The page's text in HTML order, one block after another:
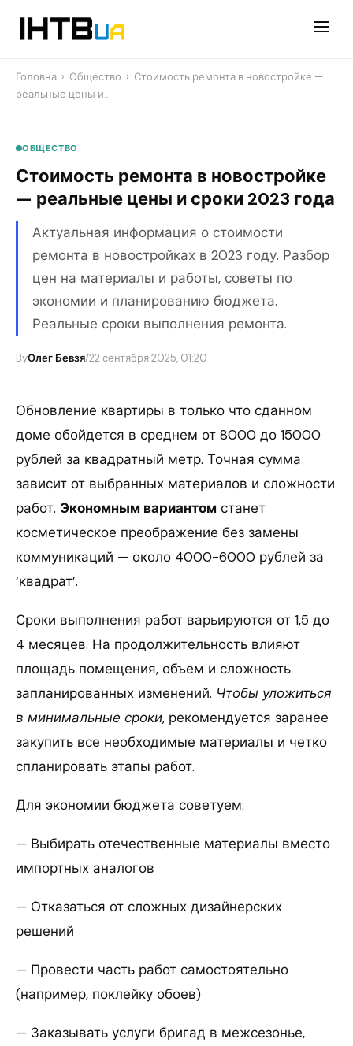
Головна › Общество › Стоимость ремонта в новостройке —
реальные цены и…
ОБЩЕСТВО
Стоимость ремонта в новостройке
— реальные цены и сроки 2023 года
Актуальная информация о стоимости
ремонта в новостройках в 2023 году. Разбор
цен на материалы и работы, советы по
экономии и планированию бюджета.
Реальные сроки выполнения ремонта.
ByОлег Бевзя/22 сентября 2025, 01:20
Обновление квартиры в только что сданном
доме обойдется в среднем от 8000 до 15000
рублей за квадратный метр. Точная сумма
зависит от выбранных материалов и сложности
работ. Экономным вариантом станет
косметическое преображение без замены
коммуникаций — около 4000-6000 рублей за
‘квадрат’.
Сроки выполнения работ варьируются от 1,5 до
4 месяцев. На продолжительность влияют
площадь помещения, объем и сложность
запланированных изменений. Чтобы уложиться
в минимальные сроки, рекомендуется заранее
закупить все необходимые материалы и четко
спланировать этапы работ.
Для экономии бюджета советуем:
— Выбирать отечественные материалы вместо
импортных аналогов
— Отказаться от сложных дизайнерских
решений
— Провести часть работ самостоятельно
(например, поклейку обоев)
— Заказывать услуги бригад в межсезонье,